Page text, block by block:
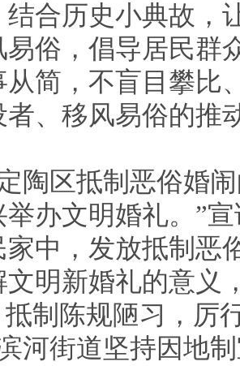
结合历史小典故，
易俗，倡导居民群
从简，不盲目攀比
者、移风易俗的推
陶区抵制恶俗婚
办文明婚礼。”
家中，发放抵制恶
文明新婚礼的意义
抵制陈规陋习，厉
河街道坚持因地